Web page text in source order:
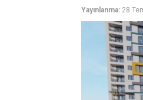
Yayınlanma: 28